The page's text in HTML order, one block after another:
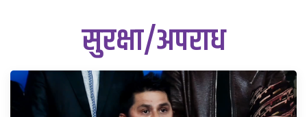
सुरक्षा/अपराध